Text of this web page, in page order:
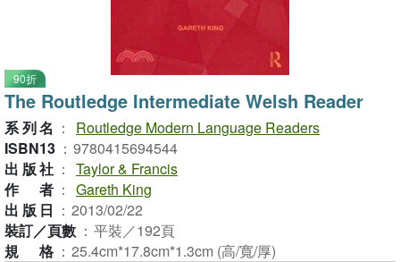
90折
The Routledge Intermediate Welsh Reader
系列名 ：
Routledge Modern Language Readers
ISBN13 ： 9780415694544
出版社 ： Taylor & Francis
作者 ： Gareth King
出版日 ： 2013/02/22
裝訂／頁數 ： 平裝／192頁
規格 ： 25.4cm*17.8cm*1.3cm (高/寬/厚)